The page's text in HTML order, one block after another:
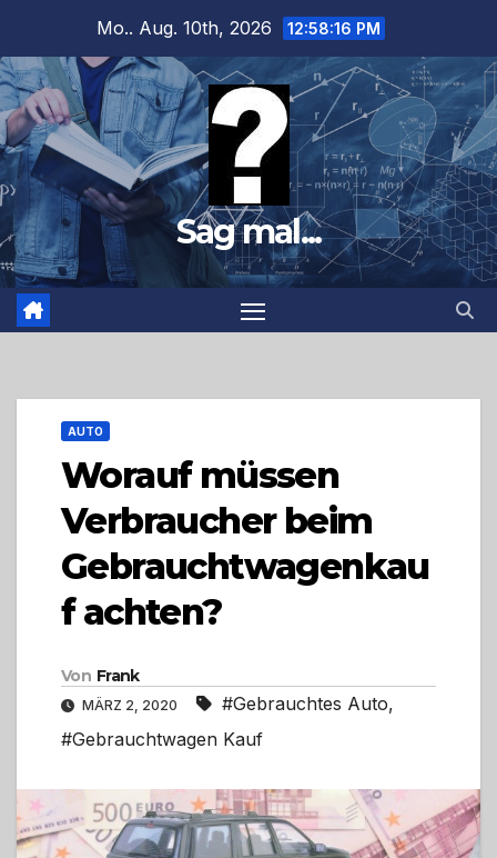
springen
Mo.. Aug. 10th, 2026 12:58:18 PM
Sag mal...
AUTO
Worauf müssen
Verbraucher beim
Gebrauchtwagenkau
f achten?
Von Frank
MÄRZ 2, 2020 #Gebrauchtes Auto,
#Gebrauchtwagen Kauf